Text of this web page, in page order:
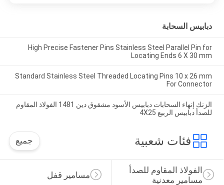
دبابيس السحابة
High Precise Fastener Pins Stainless Steel Parallel Pin for
Locating Ends 6 X 30 mm
Standard Stainless Steel Threaded Locating Pins 10 x 26 mm
For Connector
الزنك إنهاء السحابات دبابيس الأسود مشقوق دين 1481 الفولاذ المقاوم
للصدأ دبابيس الربيع 4X25
فئات شعبية جميع
مسامير قفل
الفولاذ المقاوم للصدأ
مسامير معدنية